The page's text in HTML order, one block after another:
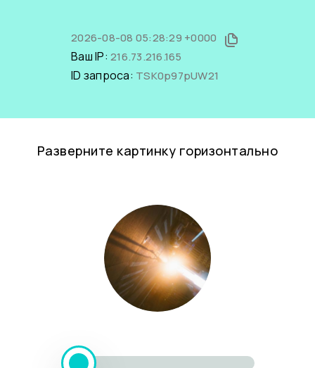
2026-08-08 05:28:29 +0000
Ваш IP: 216.73.216.165
ID запроса: TSK0p97pUW21
Разверните картинку горизонтально